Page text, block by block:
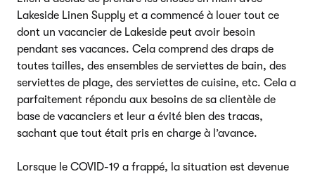
Lakeside Linen Supply et a commencé à louer tout ce
dont un vacancier de Lakeside peut avoir besoin
pendant ses vacances. Cela comprend des draps de
toutes tailles, des ensembles de serviettes de bain, des
serviettes de plage, des serviettes de cuisine, etc. Cela a
parfaitement répondu aux besoins de sa clientèle de
base de vacanciers et leur a évité bien des tracas,
sachant que tout était pris en charge à l’avance.
Lorsque le COVID-19 a frappé, la situation est devenue